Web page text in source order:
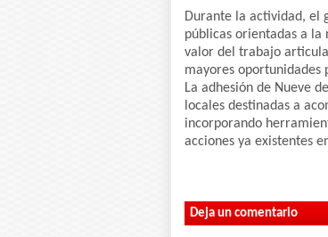
Durante la actividad, el
públicas orientadas a la
valor del trabajo
mayores oportunidades
La adhesión de Nueve
locales destinadas a
incorporando
acciones ya existentes
Deja un comentario